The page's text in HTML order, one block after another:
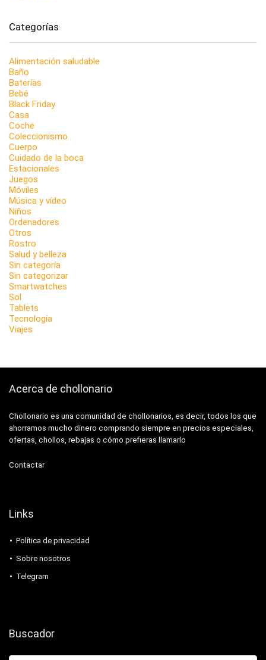
Categorías
Alimentación saludable
Baño
Baterías
Bebé
Black Friday
Casa
Coche
Coleccionismo
Cuerpo
Cuidado de la boca
Estacionales
Juegos
Móviles
Música y vídeo
Niños
Ordenadores
Otros
Rostro
Salud y belleza
Sin categoría
Sin categorizar
Smartwatches
Sol
Tablets
Tecnología
Viajes
Acerca de chollonario
Chollonario es una comunidad de chollonarios, es decir, todos los que
ahorramos mucho dinero comprando siempre en precios especiales,
ofertas, chollos, rebajas o cómo prefieras llamarlo
Contactar
Links
Política de privacidad
Sobre nosotros
Telegram
Buscador